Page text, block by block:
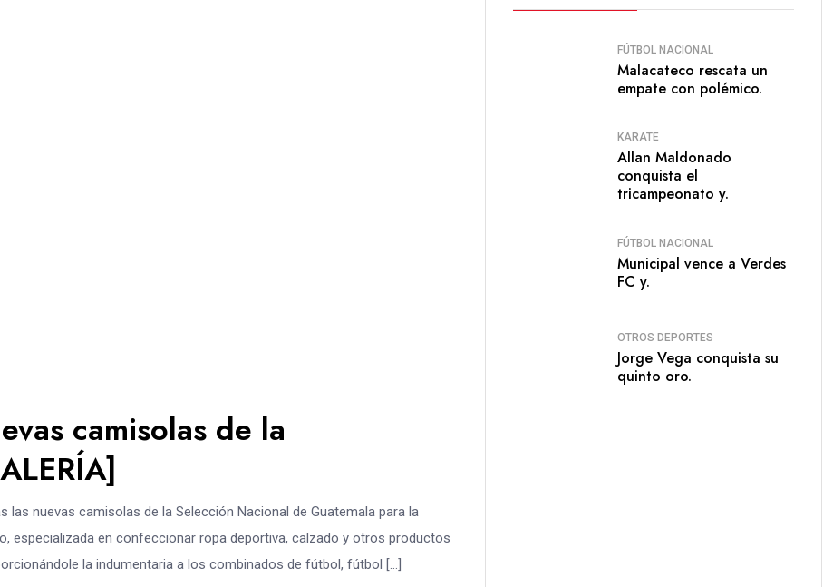
camisolas de la
las nuevas camisolas de la Selección Nacional de Guatemala para la
especializada en confeccionar ropa deportiva, calzado y otros productos
la indumentaria a los combinados de fútbol, fútbol […]
FÚTBOL NACIONAL
Malacateco rescata un
empate con polémico.
KARATE
Allan Maldonado
conquista el
tricampeonato y.
FÚTBOL NACIONAL
Municipal vence a Verdes
FC y.
OTROS DEPORTES
Jorge Vega conquista su
quinto oro.